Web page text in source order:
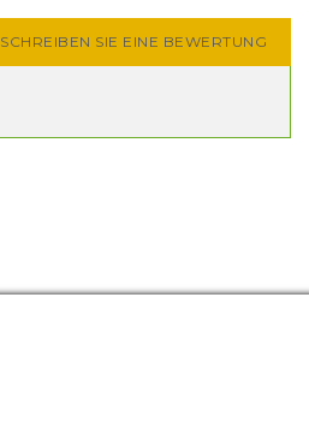
SCHREIBEN SIE EINE BEWERTUNG